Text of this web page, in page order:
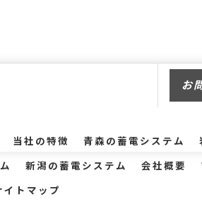
お
当社の特徴 青森の蓄電システム
新潟の蓄電システム 会社概要
イトマップ